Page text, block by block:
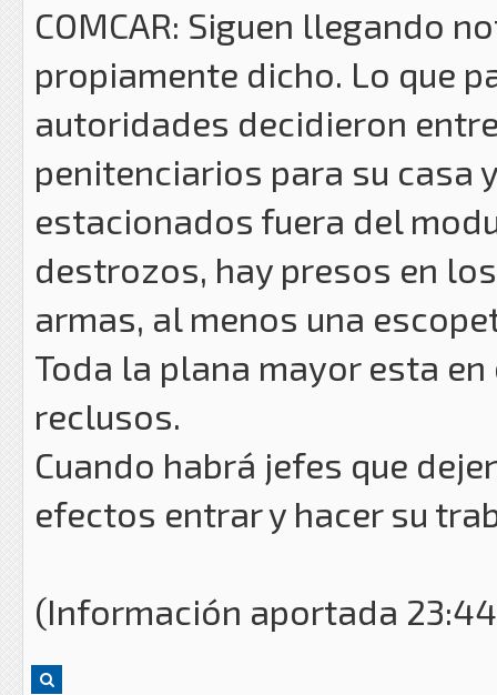
COMCAR: Siguen llegando
propiamente dicho. Lo que
autoridades decidieron
penitenciarios para su casa
estacionados fuera del
destrozos, hay presos en
armas, al menos una
Toda la plana mayor esta
reclusos.
Cuando habrá jefes que
efectos entrar y hacer su
(Información aportada